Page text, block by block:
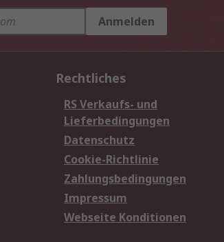
Anmelden
Rechtliches
RS Verkaufs- und
Lieferbedingungen
Datenschutz
Cookie-Richtlinie
Zahlungsbedingungen
Impressum
Webseite Konditionen